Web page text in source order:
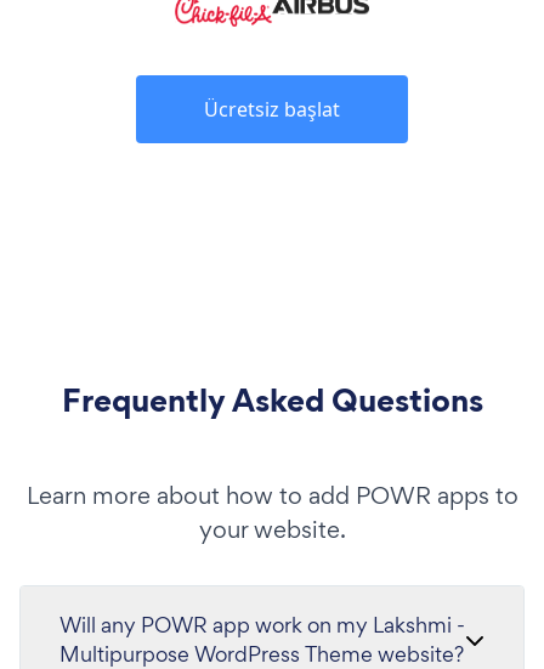
Ücretsiz başlat
Frequently Asked Questions
Learn more about how to add POWR apps to
your website.
Will any POWR app work on my Lakshmi -
Multipurpose WordPress Theme website?